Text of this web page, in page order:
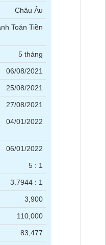
Châu Âu
Toán Tiền
5 tháng
06/08/2021
25/08/2021
27/08/2021
04/01/2022
06/01/2022
5 : 1
3.7944 : 1
3,900
110,000
83,477